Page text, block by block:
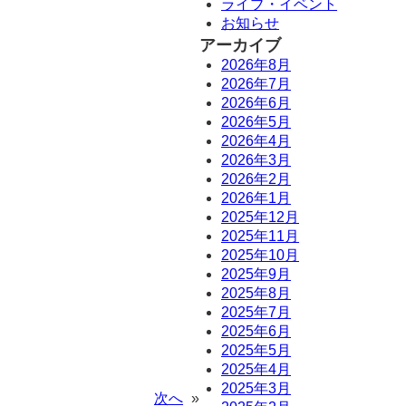
次へ »
ライブ・イベント
お知らせ
アーカイブ
2026年8月
2026年7月
2026年6月
2026年5月
2026年4月
2026年3月
2026年2月
2026年1月
2025年12月
2025年11月
2025年10月
2025年9月
2025年8月
2025年7月
2025年6月
2025年5月
2025年4月
2025年3月